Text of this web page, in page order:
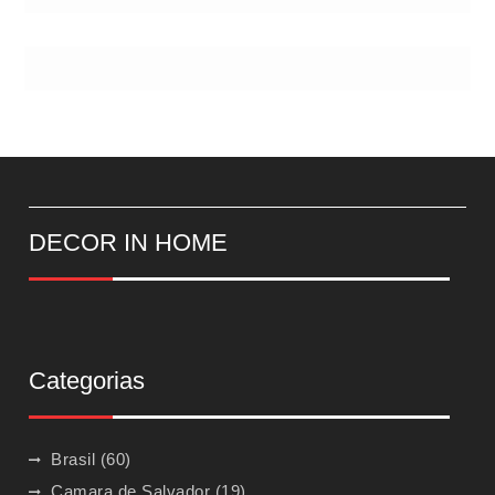
DECOR IN HOME
Categorias
Brasil (60)